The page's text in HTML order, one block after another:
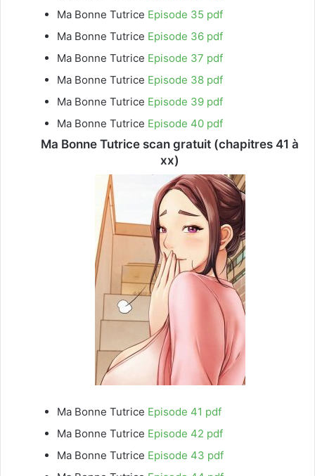
Ma Bonne Tutrice Episode 35 pdf
Ma Bonne Tutrice Episode 36 pdf
Ma Bonne Tutrice Episode 37 pdf
Ma Bonne Tutrice Episode 38 pdf
Ma Bonne Tutrice Episode 39 pdf
Ma Bonne Tutrice Episode 40 pdf
Ma Bonne Tutrice scan gratuit (chapitres 41 à
xx)
Ma Bonne Tutrice Episode 41 pdf
Ma Bonne Tutrice Episode 42 pdf
Ma Bonne Tutrice Episode 43 pdf